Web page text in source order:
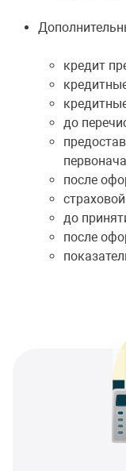
кредит
до
после
до
после